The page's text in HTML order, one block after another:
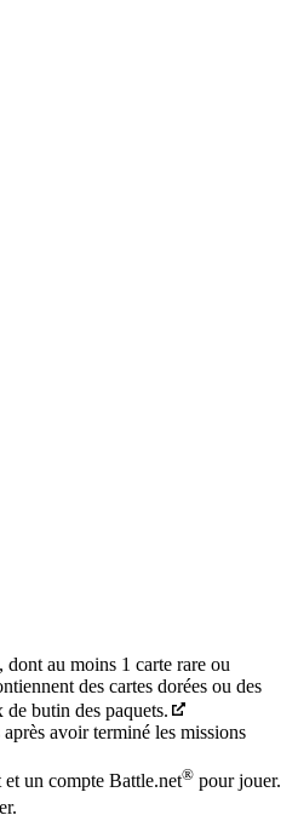
dont au moins 1 carte rare ou
des cartes dorées ou des
de butin des paquets.
avoir terminé les missions
un compte Battle.net® pour jouer.